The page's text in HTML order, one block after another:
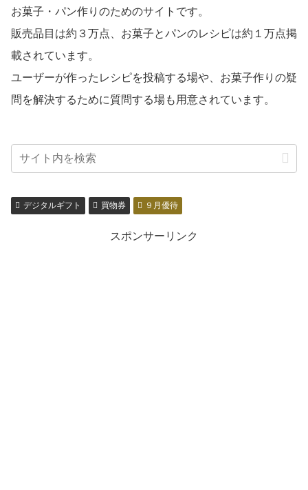
お菓子・パン作りのためのサイトです。
販売品目は約３万点、お菓子とパンのレシピは約１万点掲
載されています。
ユーザーが作ったレシピを投稿する場や、お菓子作りの疑
問を解決するために質問する場も用意されています。
デジタルギフト 買物券 ９月優待
スポンサーリンク